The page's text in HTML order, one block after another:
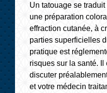
Un tatouage se
une préparation
effraction cutanée, à
parties superficielles
pratique est
risques sur la santé. Il
discuter
et votre médecin